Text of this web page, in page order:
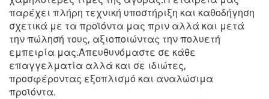
παρέχει πλήρη τεχνική υποστήριξη και καθοδήγηση
σχετικά με τα προϊόντα μας πριν αλλά και μετά
την πώλησή τους, αξιοποιώντας την πολυετή
εμπειρία μας.Απευθυνόμαστε σε κάθε
επαγγελματία αλλά και σε ιδιώτες,
προσφέροντας εξοπλισμό και αναλώσιμα
προϊόντα.